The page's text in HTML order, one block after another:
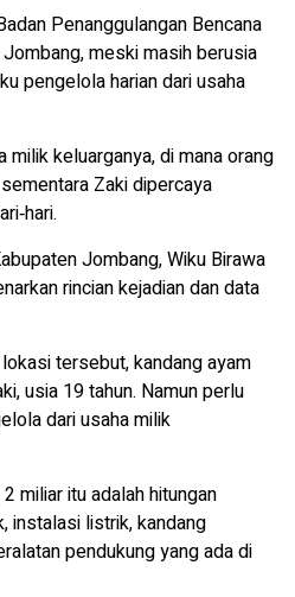
Penanggulangan Bencana
meski masih berusia
pengelola harian dari usaha
milik keluarganya, di mana orang
Zaki dipercaya
Jombang, Wiku Birawa
rincian kejadian dan data
tersebut, kandang ayam
usia 19 tahun. Namun perlu
dari usaha milik
miliar itu adalah hitungan
instalasi listrik, kandang
pendukung yang ada di